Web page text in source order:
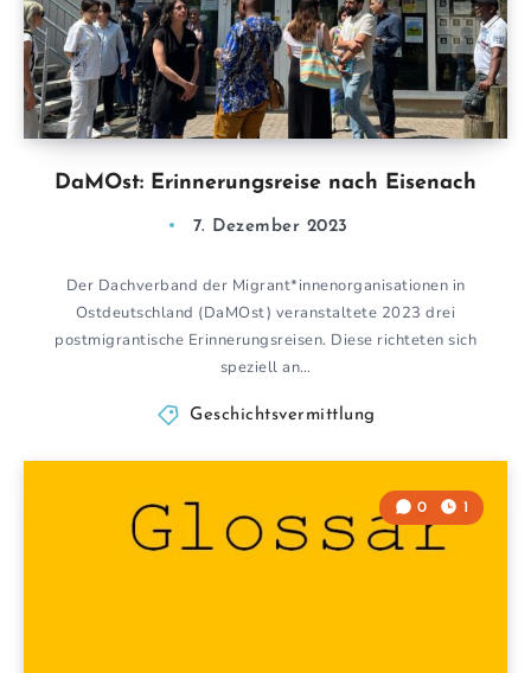
DaMOst: Erinnerungsreise nach Eisenach
7. Dezember 2023
Der Dachverband der Migrant*innenorganisationen in
Ostdeutschland (DaMOst) veranstaltete 2023 drei
postmigrantische Erinnerungsreisen. Diese richteten sich
speziell an…
Geschichtsvermittlung
0 1